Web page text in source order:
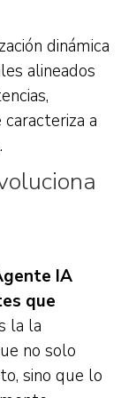
dinámica
alineados
a
IA
que
la la
no solo
sino que lo